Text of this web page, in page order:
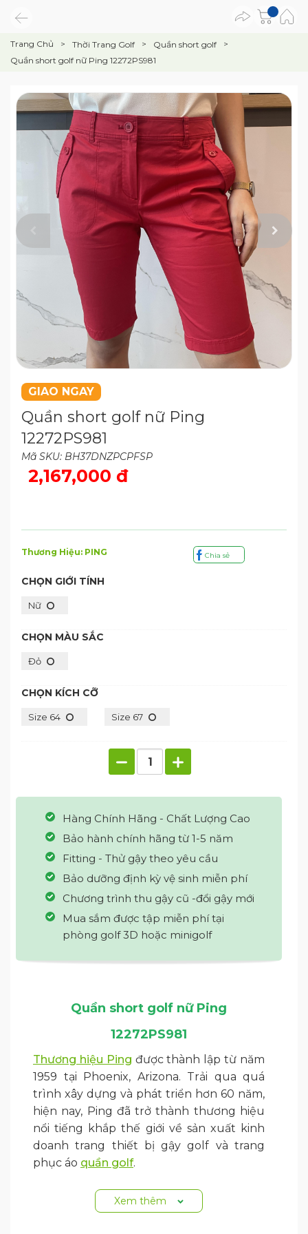
Trang Chủ Thời Trang Golf
Quần short golf
Quần short golf nữ Ping 12272PS981
GIAO NGAY
Quần short golf nữ Ping
12272PS981
Mã SKU: BH37DNZPCPFSP
2,167,000 đ
Thương Hiệu: PING Chia sẻ
CHỌN GIỚI TÍNH
Nữ
CHỌN MÀU SẮC
Đỏ
CHỌN KÍCH CỠ
Size 64 Size 67
Hàng Chính Hãng - Chất Lượng Cao
Bảo hành chính hãng từ 1-5 năm
Fitting - Thử gậy theo yêu cầu
Bảo dưỡng định kỳ vệ sinh miễn phí
Chương trình thu gậy cũ -đổi gậy mới
Mua sắm được tập miễn phí tại
phòng golf 3D hoặc minigolf
Quần short golf nữ Ping
12272PS981
Thương hiệu Ping được thành lập từ năm
1959 tại Phoenix, Arizona. Trải qua quá
trình xây dựng và phát triển hơn 60 năm,
hiện nay, Ping đã trở thành thương hiệu
nổi tiếng khắp thế giới về sản xuất kinh
doanh trang thiết bị gậy golf và trang
phục áo quần golf.
Ping cũng là một trong những thương
hiệu đi đầu trong việc sử dụng công nghệ
Xem thêm